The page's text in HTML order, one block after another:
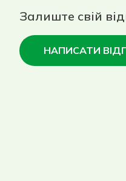
Залиште свій
НАПИСАТИ